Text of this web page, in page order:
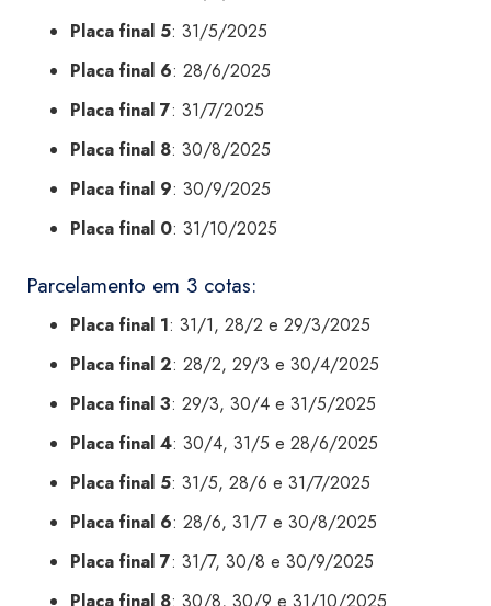
Placa final 5: 31/5/2025
Placa final 6: 28/6/2025
Placa final 7: 31/7/2025
Placa final 8: 30/8/2025
Placa final 9: 30/9/2025
Placa final 0: 31/10/2025
Parcelamento em 3 cotas:
Placa final 1: 31/1, 28/2 e 29/3/2025
Placa final 2: 28/2, 29/3 e 30/4/2025
Placa final 3: 29/3, 30/4 e 31/5/2025
Placa final 4: 30/4, 31/5 e 28/6/2025
Placa final 5: 31/5, 28/6 e 31/7/2025
Placa final 6: 28/6, 31/7 e 30/8/2025
Placa final 7: 31/7, 30/8 e 30/9/2025